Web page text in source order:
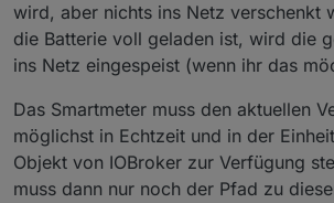
wird, aber nichts ins Netz verschenkt
die Batterie voll geladen ist, wird die
ins Netz eingespeist (wenn ihr das
Das Smartmeter muss den aktuellen
möglichst in Echtzeit und in der
Objekt von IOBroker zur Verfügung
muss dann nur noch der Pfad zu